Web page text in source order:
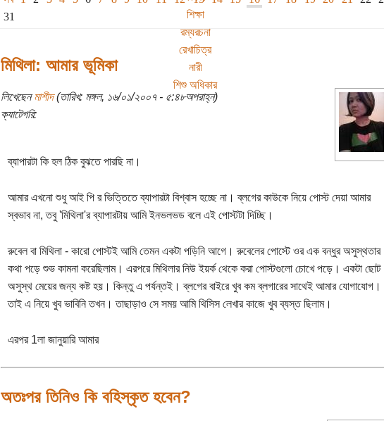
শিক্ষা
রম্যরচনা
রেখাচিত্র
নারী
শিশু অধিকার
31
মিথিলা: আমার ভূমিকা
লিখেছেনমাশীদ(তারিখ: মঙ্গল, ১৬/০১/২০০৭ - ৫:৪৮অপরাহ্ন)
ক্যাটেগরি:
ব্যাপারটা কি হল ঠিক বুঝতে পারছি না।
আমার এখনো শুধু আই পি র ভিত্তিতে ব্যাপারটা বিশ্বাস হচ্ছে না। ব্লগের কাউকে নিয়ে পোস্ট দেয়া আমার
স্বভাব না, তবু 'মিথিলা'র ব্যাপারটায় আমি ইনভলভড বলে এই পোস্টটা দিচ্ছি।
রুবেল বা মিথিলা - কারো পোস্টই আমি তেমন একটা পড়িনি আগে। রুবেলের পোস্টে ওর এক বন্ধুর অসুস্থতার
কথা পড়ে শুভ কামনা করেছিলাম। এরপরে মিথিলার নিউ ইয়র্ক থেকে করা পোস্টগুলো চোখে পড়ে। একটা ছোট
অসুস্থ মেয়ের জন্য কষ্ট হয়। কিন্তু এ পর্যন্তই। ব্লগের বাইরে খুব কম ব্লগারের সাথেই আমার যোগাযোগ।
তাই এ নিয়ে খুব ভাবিনি তখন। তাছাড়াও সে সময় আমি থিসিস লেখার কাজে খুব ব্যস্ত ছিলাম।
এরপর 1লা জানুয়ারি আমার
অতঃপর তিনিও কি বহিস্কৃত হবেন?